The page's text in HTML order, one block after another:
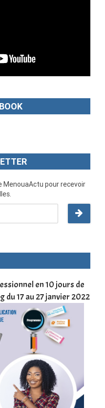
MenouaActu pour recevoir
en 10 jours de
17 au 27 janvier 2022